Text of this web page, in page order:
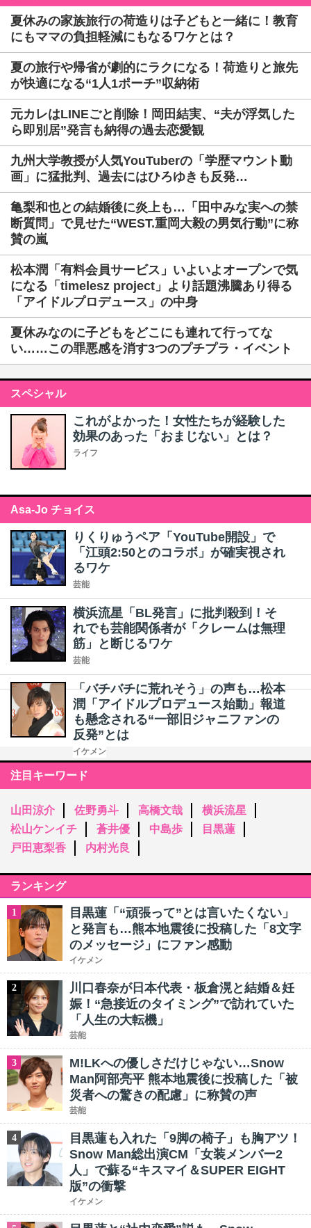
夏休みの家族旅行の荷造りは子どもと一緒に！教育
にもママの負担軽減にもなるワケとは？
夏の旅行や帰省が劇的にラクになる！荷造りと旅先
が快適になる“1人1ポーチ”収納術
元カレはLINEごと削除！岡田結実、“夫が浮気した
ら即別居”発言も納得の過去恋愛観
九州大学教授が人気YouTuberの「学歴マウント動
画」に猛批判、過去にはひろゆきも反発…
亀梨和也との結婚後に炎上も…「田中みな実への禁
断質問」で見せた“WEST.重岡大毅の男気行動”に称
賛の嵐
松本潤「有料会員サービス」いよいよオープンで気
になる「timelesz project」より話題沸騰あり得る
「アイドルプロデュース」の中身
夏休みなのに子どもをどこにも連れて行ってな
い……この罪悪感を消す3つのプチプラ・イベント
スペシャル
これがよかった！女性たちが経験した
効果のあった「おまじない」とは？
ライフ
Asa-Jo チョイス
りくりゅうペア「YouTube開設」で
「江頭2:50とのコラボ」が確実視され
るワケ
芸能
横浜流星「BL発言」に批判殺到！そ
れでも芸能関係者が「クレームは無理
筋」と断じるワケ
芸能
「バチバチに荒れそう」の声も…松本
潤「アイドルプロデュース始動」報道
も懸念される“一部旧ジャニファンの
反発”とは
イケメン
注目キーワード
山田涼介 佐野勇斗 高橋文哉
横浜流星
松山ケンイチ
蒼井優 中島歩
目黒蓮
戸田恵梨香
内村光良
ランキング
1
目黒蓮「“頑張って”とは言いたくない」
と発言も…熊本地震後に投稿した「8文字
のメッセージ」にファン感動
イケメン
2
川口春奈が日本代表・板倉滉と結婚＆妊
娠！“急接近のタイミング”で訪れていた
「人生の大転機」
芸能
3
M!LKへの優しさだけじゃない…Snow
Man阿部亮平 熊本地震後に投稿した「被
災者への驚きの配慮」に称賛の声
芸能
4
目黒蓮も入れた「9脚の椅子」も胸アツ！
Snow Man総出演CM「女装メンバー2
人」で蘇る“キスマイ＆SUPER EIGHT
版”の衝撃
イケメン